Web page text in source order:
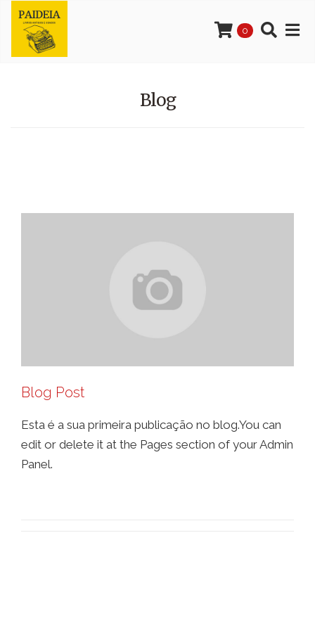
0
Blog
Blog Post
Esta é a sua primeira publicação no blog.You can
edit or delete it at the Pages section of your Admin
Panel.